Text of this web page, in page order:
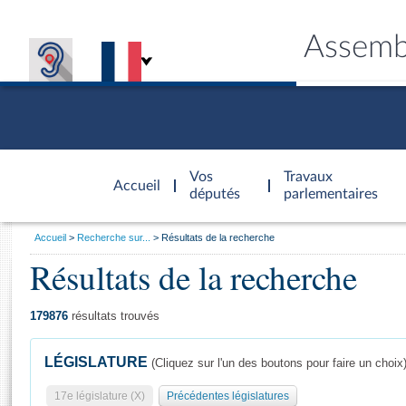
Accueil
d'accueil
Vos
députés
Travaux
parlementaires
Général
Vous
Accueil Recherche sur... Résultats de la recherche
Résultats de la recherche
179876 résultats trouvés
LÉGISLATURE (Cliquez sur l'un des boutons pour faire un choix)
17e législature (X) Précédentes législatures